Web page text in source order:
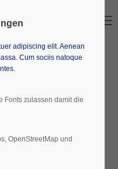
seine
10.06.
ESTLAND
adipiscing elit. Aenean
Cum sociis natoque
Fonts zulassen damit die
OpenStreetMap und